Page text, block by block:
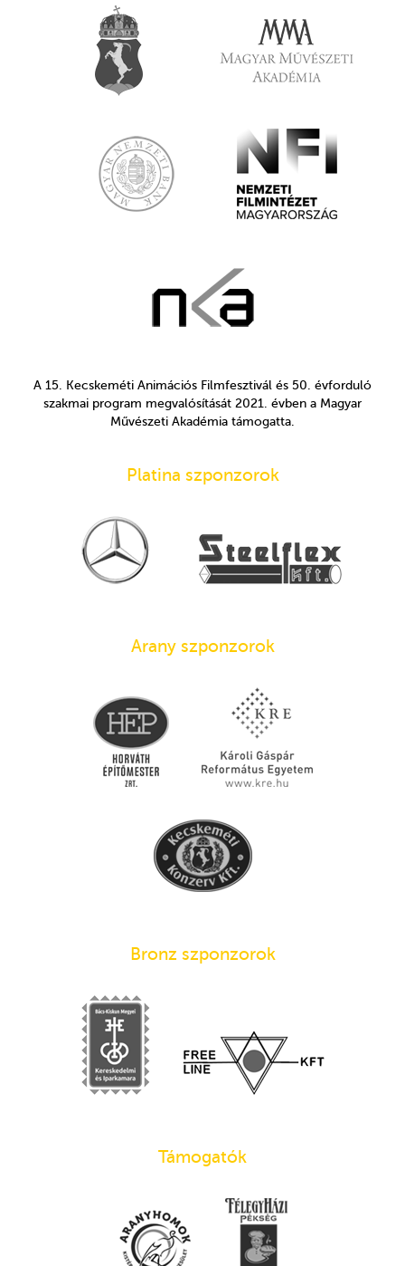
A 15. Kecskeméti Animációs Filmfesztivál és 50. évforduló
szakmai program megvalósítását 2021. évben a Magyar
Művészeti Akadémia támogatta.
Platina szponzorok
Arany szponzorok
Bronz szponzorok
Támogatók